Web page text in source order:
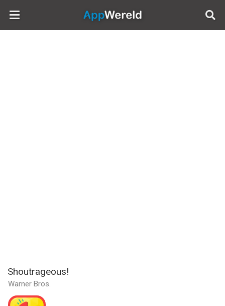
AppWereld
Shoutrageous!
Warner Bros.